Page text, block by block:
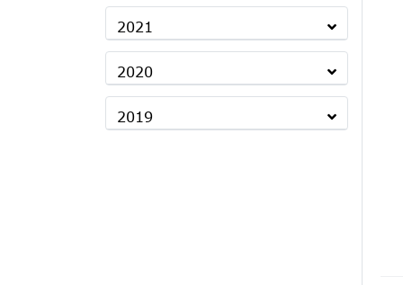
2021
2020
2019